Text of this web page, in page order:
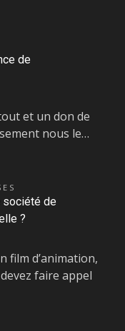
de
et un don de
nous le…
société de
?
film d’animation,
faire appel